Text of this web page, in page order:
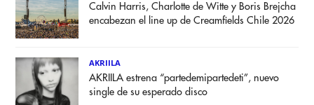
Calvin Harris, Charlotte de Witte y Boris Brejcha
encabezan el line up de Creamfields Chile 2026
AKRIILA
AKRIILA estrena “partedemipartedeti”, nuevo
single de su esperado disco